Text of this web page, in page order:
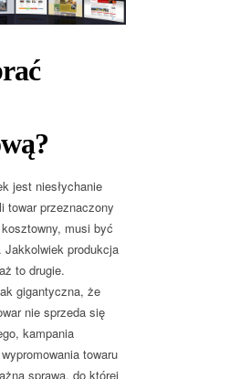
jest niesłychanie
towar przeznaczony
musi być
Jakkolwiek produkcja
to drugie.
gigantyczna, że
nie sprzeda się
kampania
towaru
sprawą, do której